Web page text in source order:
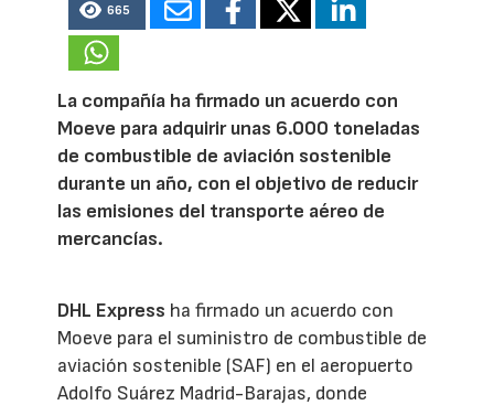
665
La compañía ha firmado un acuerdo con
Moeve para adquirir unas 6.000 toneladas
de combustible de aviación sostenible
durante un año, con el objetivo de reducir
las emisiones del transporte aéreo de
mercancías.
DHL Express ha firmado un acuerdo con
Moeve para el suministro de combustible de
aviación sostenible (SAF) en el aeropuerto
Adolfo Suárez Madrid-Barajas, donde